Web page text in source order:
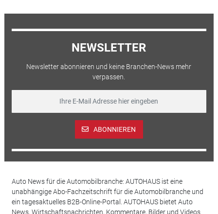
NEWSLETTER
Newsletter abonnieren und keine Branchen-News mehr
verpassen.
ABONNIEREN
Auto News für die Automobilbranche: AUTOHAUS ist eine
unabhängige Abo-Fachzeitschrift für die Automobilbranche und
ein tagesaktuelles B2B-Online-Portal. AUTOHAUS bietet Auto
News, Wirtschaftsnachrichten, Kommentare, Bilder und Videos